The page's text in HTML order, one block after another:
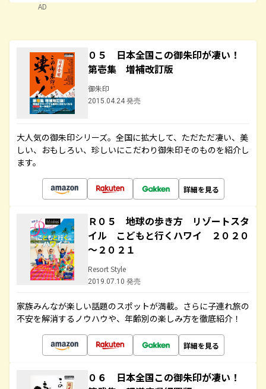
AD
０５ 日本全国この御朱印が凄い！
第壱集 増補改訂版
御朱印
2015.04.24 発売
大人気の御朱印シリーズ。全国に拡大して、ただただ凄い、美
しい、おもしろい、珍しいにこだわり御朱印そのものを紹介し
ます。
詳細を見る
Ｒ０５ 地球の歩き方 リゾートスタ
イル こどもと行くハワイ ２０２０
～２０２１
Resort Style
2019.07.10 発売
家族みんなが楽しい話題のスポットが満載。さらに子連れ旅の
不安を解消するノウハウや、年齢別の楽しみ方を徹底紹介！
詳細を見る
０６ 日本全国この御朱印が凄い！